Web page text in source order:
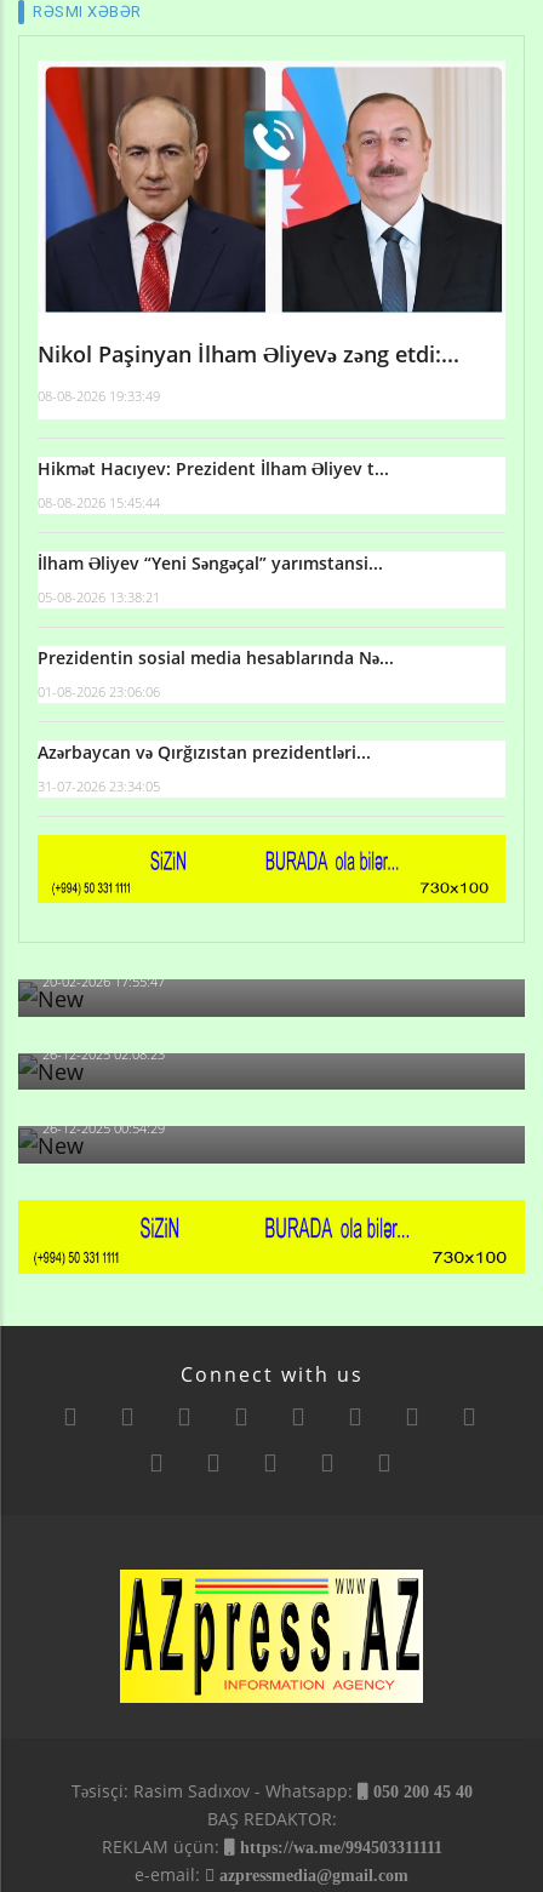
RƏSMI XƏBƏR
Nikol Paşinyan İlham Əliyevə zəng etdi:...
08-08-2026 19:33:49
Hikmət Hacıyev: Prezident İlham Əliyev t...
08-08-2026 15:45:44
İlham Əliyev “Yeni Səngəçal” yarımstansi...
05-08-2026 13:38:21
Prezidentin sosial media hesablarında Nə...
01-08-2026 23:06:06
Azərbaycan və Qırğızıstan prezidentləri...
31-07-2026 23:34:05
Qulu Məhərrəmli: Sosial şəbəkələrdə söyüş niyə artıb?
20-02-2026 17:55:47
Məni bura NAZİR GÖNDƏRİB - 1937-ci ildən fəaliyyətdə
olan və...
26-12-2025 02:08:23
-Ay qız, sən məhkəməni udmayacaqsan... Sən bilirsən
də, məni...
26-12-2025 00:54:29
Connect with us
Təsisçi: Rasim Sadıxov - Whatsapp: 050 200 45 40
BAŞ REDAKTOR:
REKLAM üçün:
https://wa.me/994503311111
e-email: azpressmedia@gmail.com